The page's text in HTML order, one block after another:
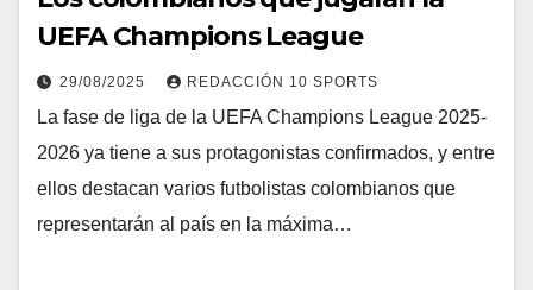
UEFA Champions League
29/08/2025 REDACCIÓN 10 SPORTS
La fase de liga de la UEFA Champions League 2025-
2026 ya tiene a sus protagonistas confirmados, y entre
ellos destacan varios futbolistas colombianos que
representarán al país en la máxima…